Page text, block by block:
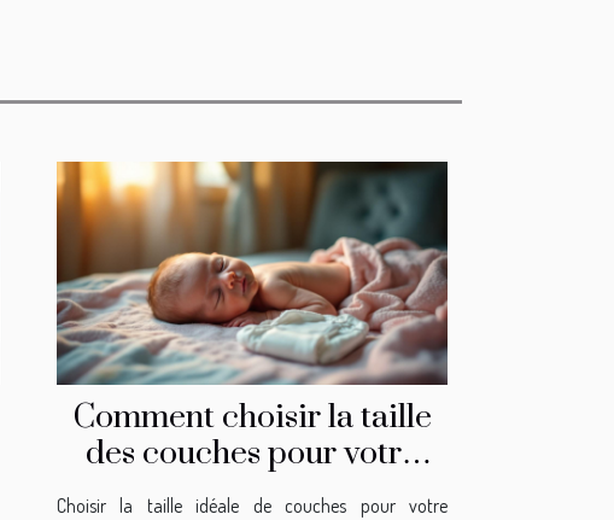
Comment choisir la taille
des couches pour votre
nouveau-né?
Choisir la taille idéale de couches pour votre